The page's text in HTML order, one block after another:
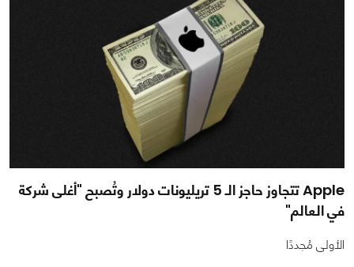
Apple تتجاوز حاجز الـ 5 تريليونات دولار وتُصبح "أغلى شركة
في العالم"
الأولى مُجددًا